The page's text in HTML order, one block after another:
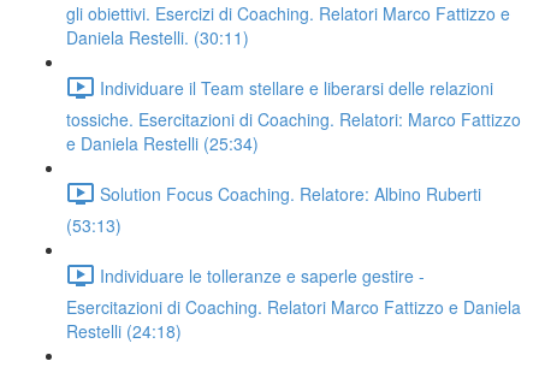
gli obiettivi. Esercizi di Coaching. Relatori Marco Fattizzo e
Daniela Restelli. (30:11)
Individuare il Team stellare e liberarsi delle relazioni
tossiche. Esercitazioni di Coaching. Relatori: Marco Fattizzo
e Daniela Restelli (25:34)
Solution Focus Coaching. Relatore: Albino Ruberti
(53:13)
Individuare le tolleranze e saperle gestire -
Esercitazioni di Coaching. Relatori Marco Fattizzo e Daniela
Restelli (24:18)